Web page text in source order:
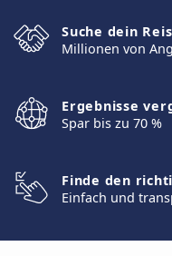
Suche dein
Millionen von
Ergebnisse
Spar bis zu 70 %
Finde den
Einfach und